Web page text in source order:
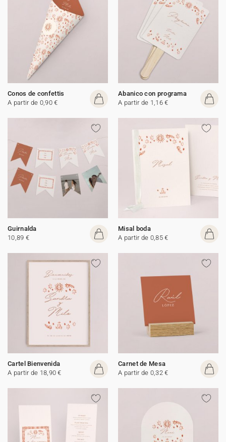
Conos de confettis
A partir de 0,90 €
Abanico con programa
A partir de 1,16 €
Guirnalda
10,89 €
Misal boda
A partir de 0,85 €
Cartel Bienvenida
A partir de 18,90 €
Carnet de Mesa
A partir de 0,32 €